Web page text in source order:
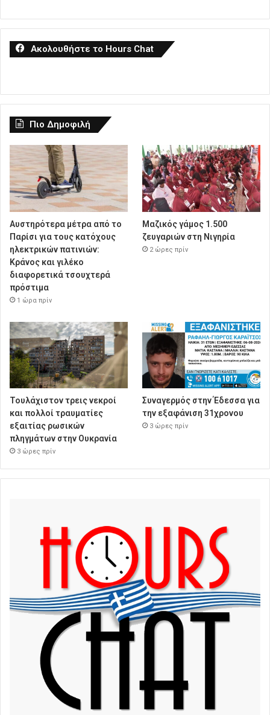
Ακολουθήστε το Hours Chat
Πιο Δημοφιλή
Αυστηρότερα μέτρα από το
Παρίσι για τους κατόχους
ηλεκτρικών πατινιών:
Κράνος και γιλέκο
διαφορετικά τσουχτερά
πρόστιμα
1 ώρα πρίν
Μαζικός γάμος 1.500
ζευγαριών στη Νιγηρία
2 ώρες πρίν
Τουλάχιστον τρεις νεκροί
και πολλοί τραυματίες
εξαιτίας ρωσικών
πληγμάτων στην Ουκρανία
3 ώρες πρίν
Συναγερμός στην Έδεσσα για
την εξαφάνιση 31χρονου
3 ώρες πρίν